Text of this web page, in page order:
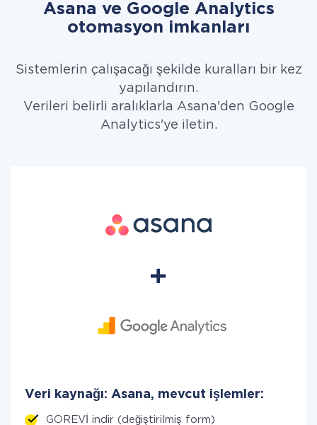
Asana ve Google Analytics
otomasyon imkanları
Sistemlerin çalışacağı şekilde kuralları bir kez
yapılandırın.
Verileri belirli aralıklarla Asana'den Google
Analytics'ye iletin.
Veri kaynağı: Asana, mevcut işlemler:
GÖREVİ indir (değiştirilmiş form)